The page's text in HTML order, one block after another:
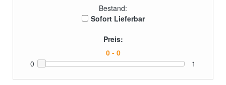
Bestand:
Sofort Lieferbar
Preis:
0 1